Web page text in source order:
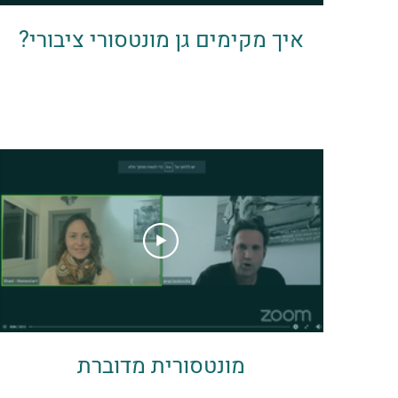
איך מקימים גן מונטסורי ציבורי?
מונטסורית מדוברת